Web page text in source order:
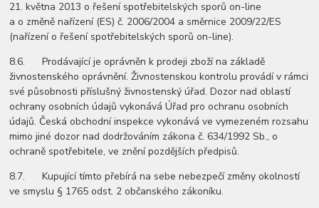
21. května 2013 o řešení spotřebitelských sporů on-line
a o změně nařízení (ES) č. 2006/2004 a směrnice 2009/22/ES
(nařízení o řešení spotřebitelských sporů on-line).
8.6. Prodávající je oprávněn k prodeji zboží na základě
živnostenského oprávnění. Živnostenskou kontrolu provádí v rámci
své působnosti příslušný živnostenský úřad. Dozor nad oblastí
ochrany osobních údajů vykonává Úřad pro ochranu osobních
údajů. Česká obchodní inspekce vykonává ve vymezeném rozsahu
mimo jiné dozor nad dodržováním zákona č. 634/1992 Sb., o
ochraně spotřebitele, ve znění pozdějších předpisů.
8.7. Kupující tímto přebírá na sebe nebezpečí změny okolností
ve smyslu § 1765 odst. 2 občanského zákoníku.